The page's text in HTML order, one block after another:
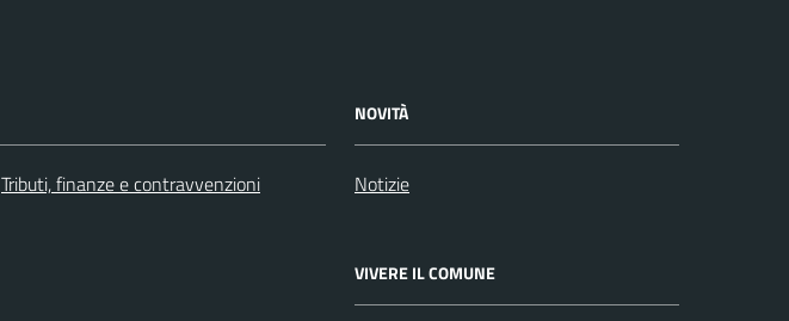
Tributi, finanze e contravvenzioni
NOVITÀ
Notizie
VIVERE IL COMUNE